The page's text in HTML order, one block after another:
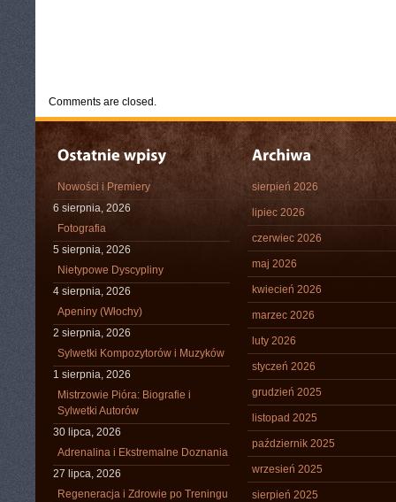
Comments are closed.
Nowości i Premiery
6 sierpnia, 2026
Fotografia
5 sierpnia, 2026
Nietypowe Dyscypliny
4 sierpnia, 2026
Apeniny (Włochy)
2 sierpnia, 2026
Sylwetki Kompozytorów i Muzyków
1 sierpnia, 2026
Mistrzowie Pióra: Biografie i
Sylwetki Autorów
30 lipca, 2026
Adrenalina i Ekstremalne Doznania
27 lipca, 2026
Regeneracja i Zdrowie po Treningu
sierpień 2026
lipiec 2026
czerwiec 2026
maj 2026
kwiecień 2026
marzec 2026
luty 2026
styczeń 2026
grudzień 2025
listopad 2025
październik 2025
wrzesień 2025
sierpień 2025